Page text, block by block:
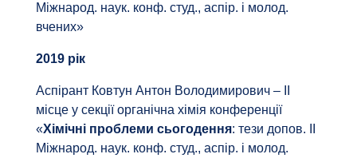
Міжнарод. наук. конф. студ., аспір. і молод.
вчених»
2019 рік
Аспірант Ковтун Антон Володимирович – ІІ
місце у секції органічна хімія конференції
«Хімічні проблеми сьогодення: тези допов. ІІ
Міжнарод. наук. конф. студ., аспір. і молод.